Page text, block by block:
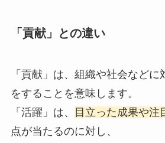
「貢献」との違い
「貢献」は、組織や社会など
をすることを意味します。
「活躍」は、
目立った成果や注
点が当たるのに対し、